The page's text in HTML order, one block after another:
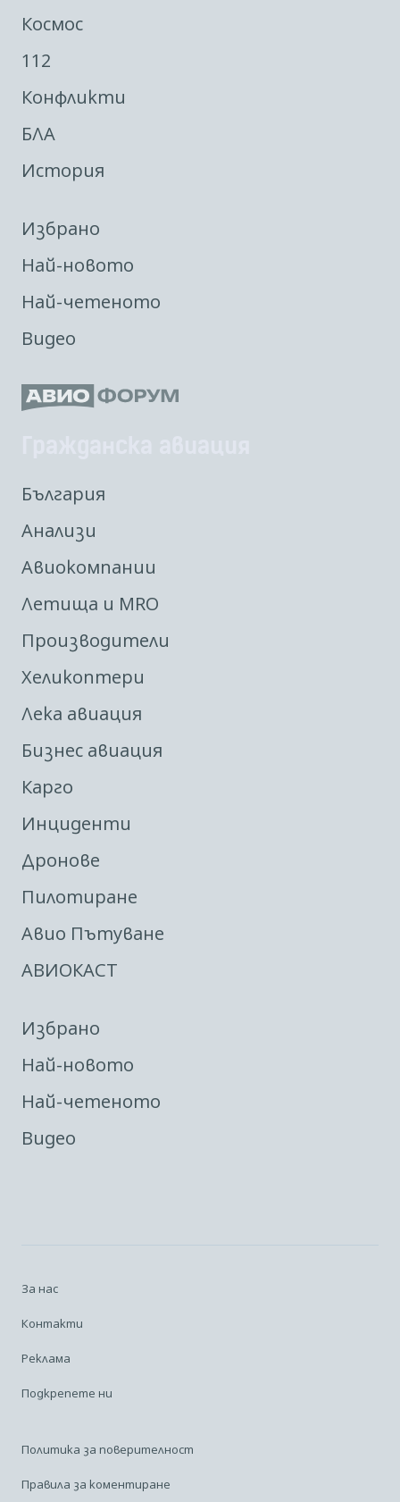
Космос
112
Конфликти
БЛА
История
Избрано
Най-новото
Най-четеното
Видео
България
Анализи
Авиокомпании
Летища и MRO
Производители
Хеликоптери
Лека авиация
Бизнес авиация
Карго
Инциденти
Дронове
Пилотиране
Авио Пътуване
АВИОКАСТ
Избрано
Най-новото
Най-четеното
Видео
За нас
Контакти
Реклама
Подкрепете ни
Политика за поверителност
Правила за коментиране